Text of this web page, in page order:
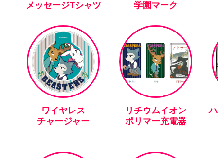
メッセージTシャツ
学園マーク
ワイヤレス
チャージャー
リチウムイオン
ポリマー充電器